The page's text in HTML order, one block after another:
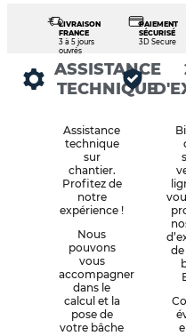
LIVRAISON
FRANCE
3 à 5 jours
ouvrés
PAIEMENT
SÉCURISÉ
3D Secure
ASSISTANCE
TECHNIQUE
Assistance
technique
sur
chantier.
Profitez de
notre
expérience !
Nous
pouvons
vous
accompagner
dans le
calcul et la
pose de
votre bâche
de